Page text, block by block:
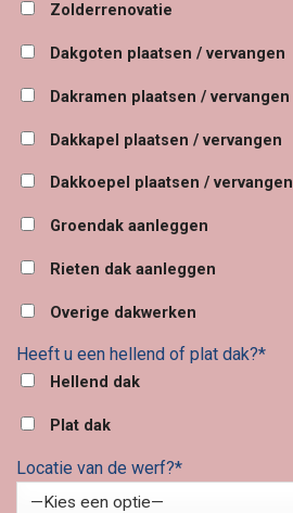
Zolderrenovatie
Dakgoten plaatsen / vervangen
Dakramen plaatsen / vervangen
Dakkapel plaatsen / vervangen
Dakkoepel plaatsen / vervangen
Groendak aanleggen
Rieten dak aanleggen
Overige dakwerken
Heeft u een hellend of plat dak?*
Hellend dak
Plat dak
Locatie van de werf?*